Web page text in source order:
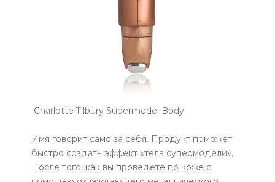
Charlotte Tilbury Supermodel Body
Имя говорит само за себя. Продукт поможет
быстро создать эффект «тела супермодели».
После того, как вы проведете по коже с